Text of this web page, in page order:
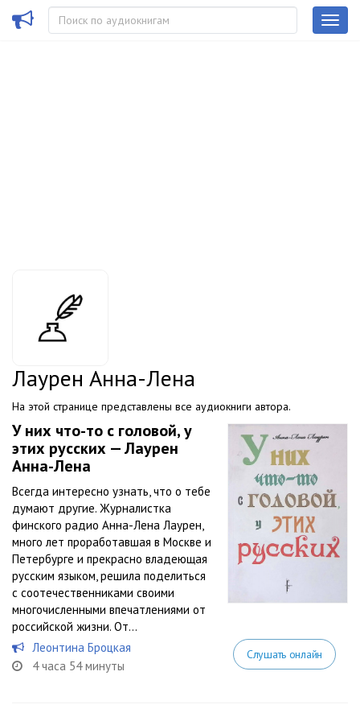
Лаурен Анна-Лена
На этой странице представлены все аудиокниги автора.
У них что-то с головой, у
этих русских — Лаурен
Анна-Лена
Всегда интересно узнать, что о тебе
думают другие. Журналистка
финского радио Анна-Лена Лаурен,
много лет проработавшая в Москве и
Петербурге и прекрасно владеющая
русским языком, решила поделиться
с соотечественниками своими
многочисленными впечатлениями от
российской жизни. От...
Леонтина Броцкая
4 часа 54 минуты
Слушать онлайн